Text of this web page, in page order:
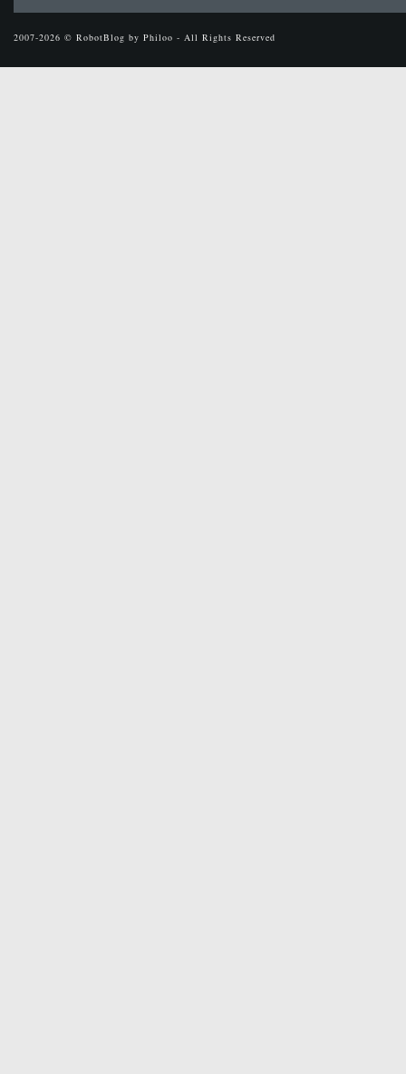
2007-2026 © RobotBlog by Philoo - All Rights Reserved